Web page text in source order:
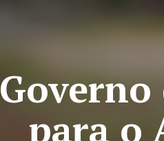
Governo
para o